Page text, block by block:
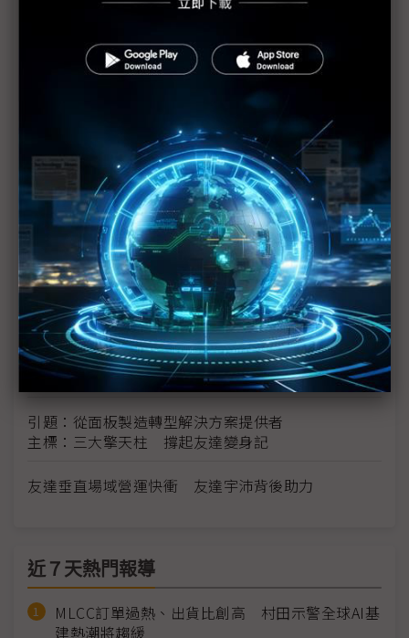
明基佳世達集結大軍 聚焦AI、衝刺醫療展
佳世達大艦隊駛向2025醫療大成長，陳其宏談智慧醫
陳其宏深度剖析／川普關稅2.0與美國製造 佳世達有
準備
明基材Micro LED出貨 估2025面板供需與2024相仿
提高MIT比例結合「佳」族資源 矽瑪2025展望樂觀
睿生抓AI、半導體商機 加快進軍潛力新興市場
醫療、工業檢測新利器：鈣鈦礦X光感測
引題：從面板製造轉型解決方案提供者
主標：三大擎天柱 撐起友達變身記
友達垂直場域營運快衝 友達宇沛背後助力
近７天熱門報導
MLCC訂單過熱、出貨比創高 村田示警全球AI基
建熱潮將趨緩